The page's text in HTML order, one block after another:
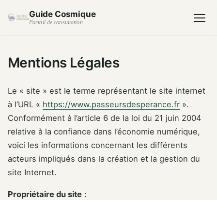
Guide Cosmique
Portail de consultation
Mentions Légales
Le « site » est le terme représentant le site internet
à l’URL « https://www.passeursdesperance.fr ».
Conformément à l’article 6 de la loi du 21 juin 2004
relative à la confiance dans l’économie numérique,
voici les informations concernant les différents
acteurs impliqués dans la création et la gestion du
site Internet.
Propriétaire du site :